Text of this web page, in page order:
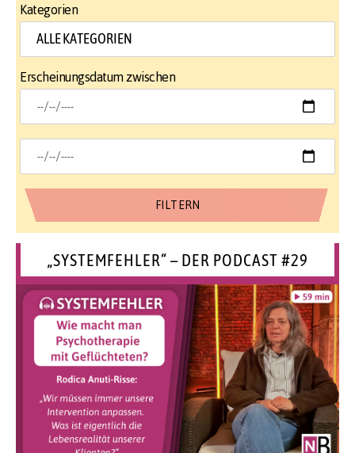
Kategorien
Erscheinungsdatum zwischen
„SYSTEMFEHLER“ – DER PODCAST #29